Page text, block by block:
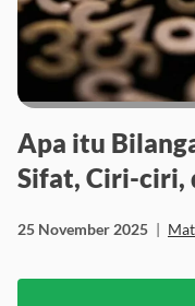
Apa itu
Sifat, Ciri-ciri,
25 November 2025 |